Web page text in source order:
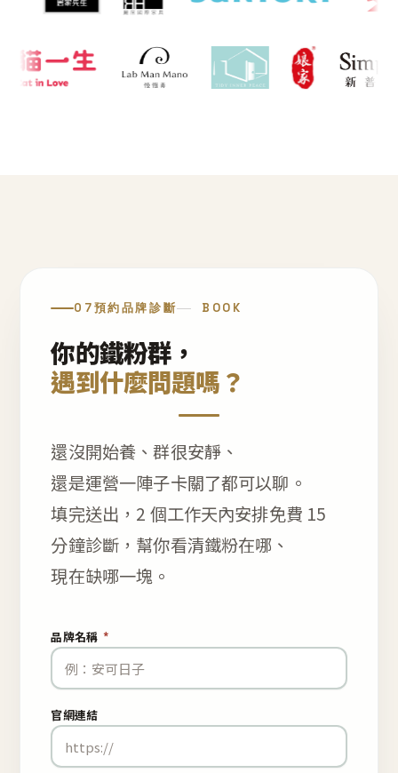
07預約品牌診斷 BOOK
你的鐵粉群，
遇到什麼問題嗎？
還沒開始養、群很安靜、
還是運營一陣子卡關了都可以聊。
填完送出，2 個工作天內安排免費 15
分鐘診斷，幫你看清鐵粉在哪、
現在缺哪一塊。
品牌名稱 *
官網連結